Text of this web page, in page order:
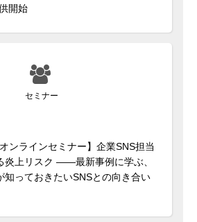
開始
セミナー
ンラインセミナー】企業SNS担当
炎上リスク ――最新事例に学ぶ、
知っておきたいSNSとの向き合い